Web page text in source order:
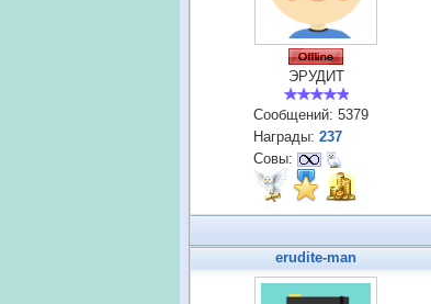
ЭРУДИТ
Сообщений: 5379
Награды: 237
Совы:
erudite-man